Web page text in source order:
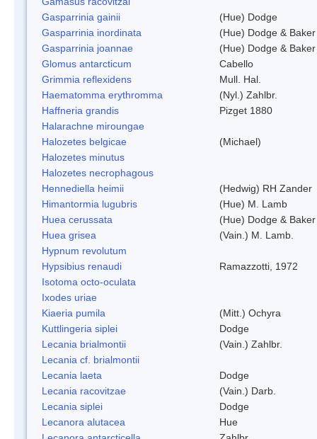
Gasparrinia gainii
(Hue) Dodge
Gasparrinia inordinata
(Hue) Dodge & Baker
Gasparrinia joannae
(Hue) Dodge & Baker
Glomus antarcticum
Cabello
Grimmia reflexidens
Mull. Hal.
Haematomma erythromma
(Nyl.) Zahlbr.
Haffneria grandis
Pizget 1880
Halarachne miroungae
Halozetes belgicae
(Michael)
Halozetes minutus
Halozetes necrophagous
Hennediella heimii
(Hedwig) RH Zander
Himantormia lugubris
(Hue) M. Lamb
Huea cerussata
(Hue) Dodge & Baker
Huea grisea
(Vain.) M. Lamb.
Hypnum revolutum
Hypsibius renaudi
Ramazzotti, 1972
Isotoma octo-oculata
Ixodes uriae
Kiaeria pumila
(Mitt.) Ochyra
Kuttlingeria siplei
Dodge
Lecania brialmontii
(Vain.) Zahlbr.
Lecania cf. brialmontii
Lecania laeta
Dodge
Lecania racovitzae
(Vain.) Darb.
Lecania siplei
Dodge
Lecanora alutacea
Hue